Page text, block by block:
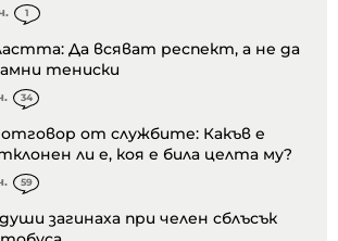
1
Да всяват респект, а не да
тениски
34
от службите: Какъв е
ли е, коя е била целта му?
59
загинаха при челен сблъсък